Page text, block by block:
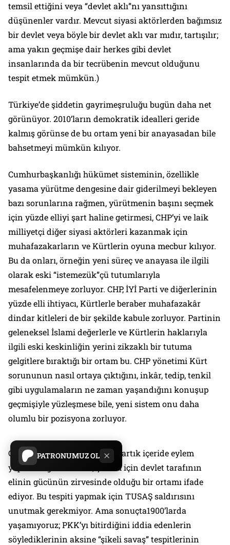
PATRONUMUZ OL
temsil ettiğini veya “devlet aklı”nı yansıttığını
düşünenler vardır. Mevcut siyasi aktörlerden bağımsız
bir devlet veya böyle bir devlet aklı var mıdır, tartışılır;
ama yakın geçmişe dair herkes gibi devlet
insanlarında da bir tecrübenin mevcut olduğunu
tespit etmek mümkün.)
Türkiye’de şiddetin gayrimeşruluğu bugün daha net
görünüyor. 2010’ların demokratik idealleri geride
kalmış görünse de bu ortam yeni bir anayasadan bile
bahsetmeyi mümkün kılıyor.
Cumhurbaşkanlığı hükümet sisteminin, özellikle
yasama yürütme dengesine dair giderilmeyi bekleyen
bazı sorunlarına rağmen, yürütmenin başını seçmek
için yüzde elliyi şart haline getirmesi, CHP’yi ve laik
milliyetçi diğer siyasi aktörleri kazanmak için
muhafazakarların ve Kürtlerin oyuna mecbur kılıyor.
Bu da onları, örneğin yeni süreç ve anayasa ile ilgili
olarak eski “istemezük”çü tutumlarıyla
mesafelenmeye zorluyor. CHP, İYİ Parti ve diğerlerinin
yüzde elli ihtiyacı, Kürtlerle beraber muhafazakâr
dindar kitleleri de bir şekilde kabule zorluyor. Partinin
geleneksel İslami değerlerle ve Kürtlerin haklarıyla
ilgili eski keskinliğin yerini zikzaklı bir tutuma
gelgitlere bıraktığı bir ortam bu. CHP yönetimi Kürt
sorununun nasıl ortaya çıktığını, inkâr, tedip, tenkil
gibi uygulamaların ne zaman yaşandığını konuşup
geçmişiyle yüzleşmese bile, yeni sistem onu daha
olumlu bir pozisyona zorluyor.
Güvenlik açısından PKK’nın artık içeride eylem
yapamadığı bir ortam, çözüm için devlet tarafının
elinin gücünün zirvesinde olduğu bir ortamı ifade
ediyor. Bu tespiti yapmak için TUSAŞ saldırısını
unutmak gerekmiyor. Ama sonuçta1900’larda
yaşamıyoruz; PKK’yı bitirdiğini iddia edenlerin
söylediklerinin aksine “şikeli savaş” tespitlerinin